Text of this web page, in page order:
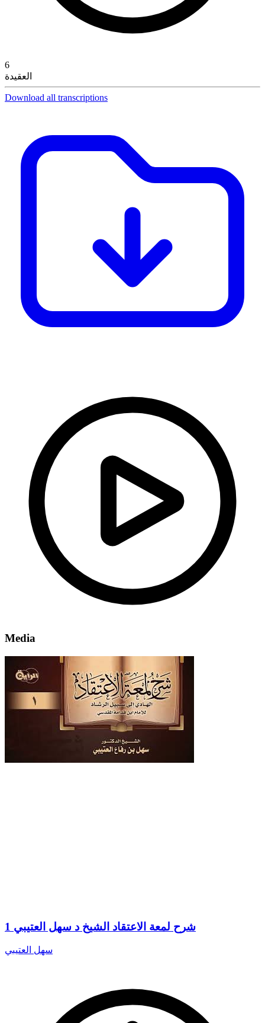
6
العقيدة
Download all transcriptions
Media
1 شرح لمعة الاعتقاد الشيخ د سهل العتيبي
سهل العتيبي